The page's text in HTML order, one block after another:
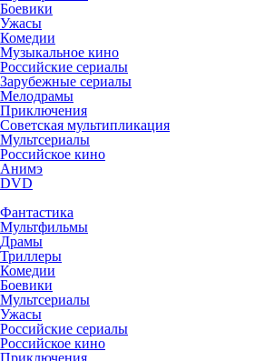
Боевики
Ужасы
Комедии
Музыкальное кино
Российские сериалы
Зарубежные сериалы
Мелодрамы
Приключения
Советская мультипликация
Мультсериалы
Российское кино
Анимэ
DVD
Фантастика
Мультфильмы
Драмы
Триллеры
Комедии
Боевики
Мультсериалы
Ужасы
Российские сериалы
Российское кино
Приключения